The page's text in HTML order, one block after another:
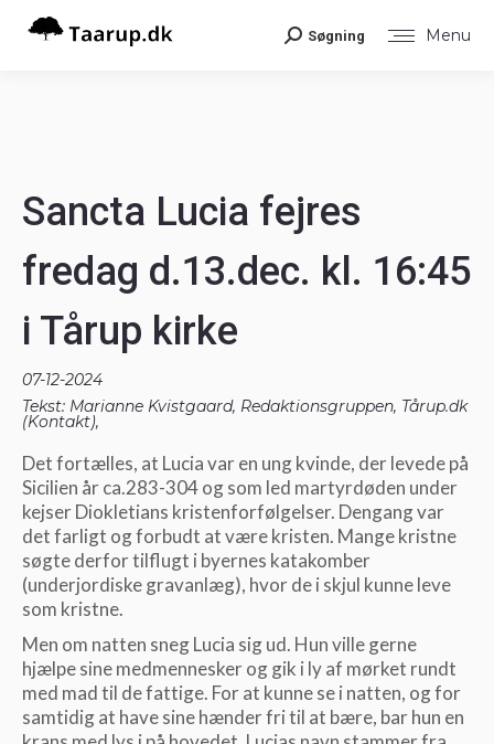
Menu
Search:
Søgning
Sancta Lucia fejres
fredag d.13.dec. kl. 16:45
i Tårup kirke
07-12-2024
Tekst: Marianne Kvistgaard, Redaktionsgruppen, Tårup.dk
(Kontakt),
Det fortælles, at Lucia var en ung kvinde, der levede på
Sicilien år ca.283-304 og som led martyrdøden under
kejser Diokletians kristenforfølgelser. Dengang var
det farligt og forbudt at være kristen. Mange kristne
søgte derfor tilflugt i byernes katakomber
(underjordiske gravanlæg), hvor de i skjul kunne leve
som kristne.
Men om natten sneg Lucia sig ud. Hun ville gerne
hjælpe sine medmennesker og gik i ly af mørket rundt
med mad til de fattige. For at kunne se i natten, og for
samtidig at have sine hænder fri til at bære, bar hun en